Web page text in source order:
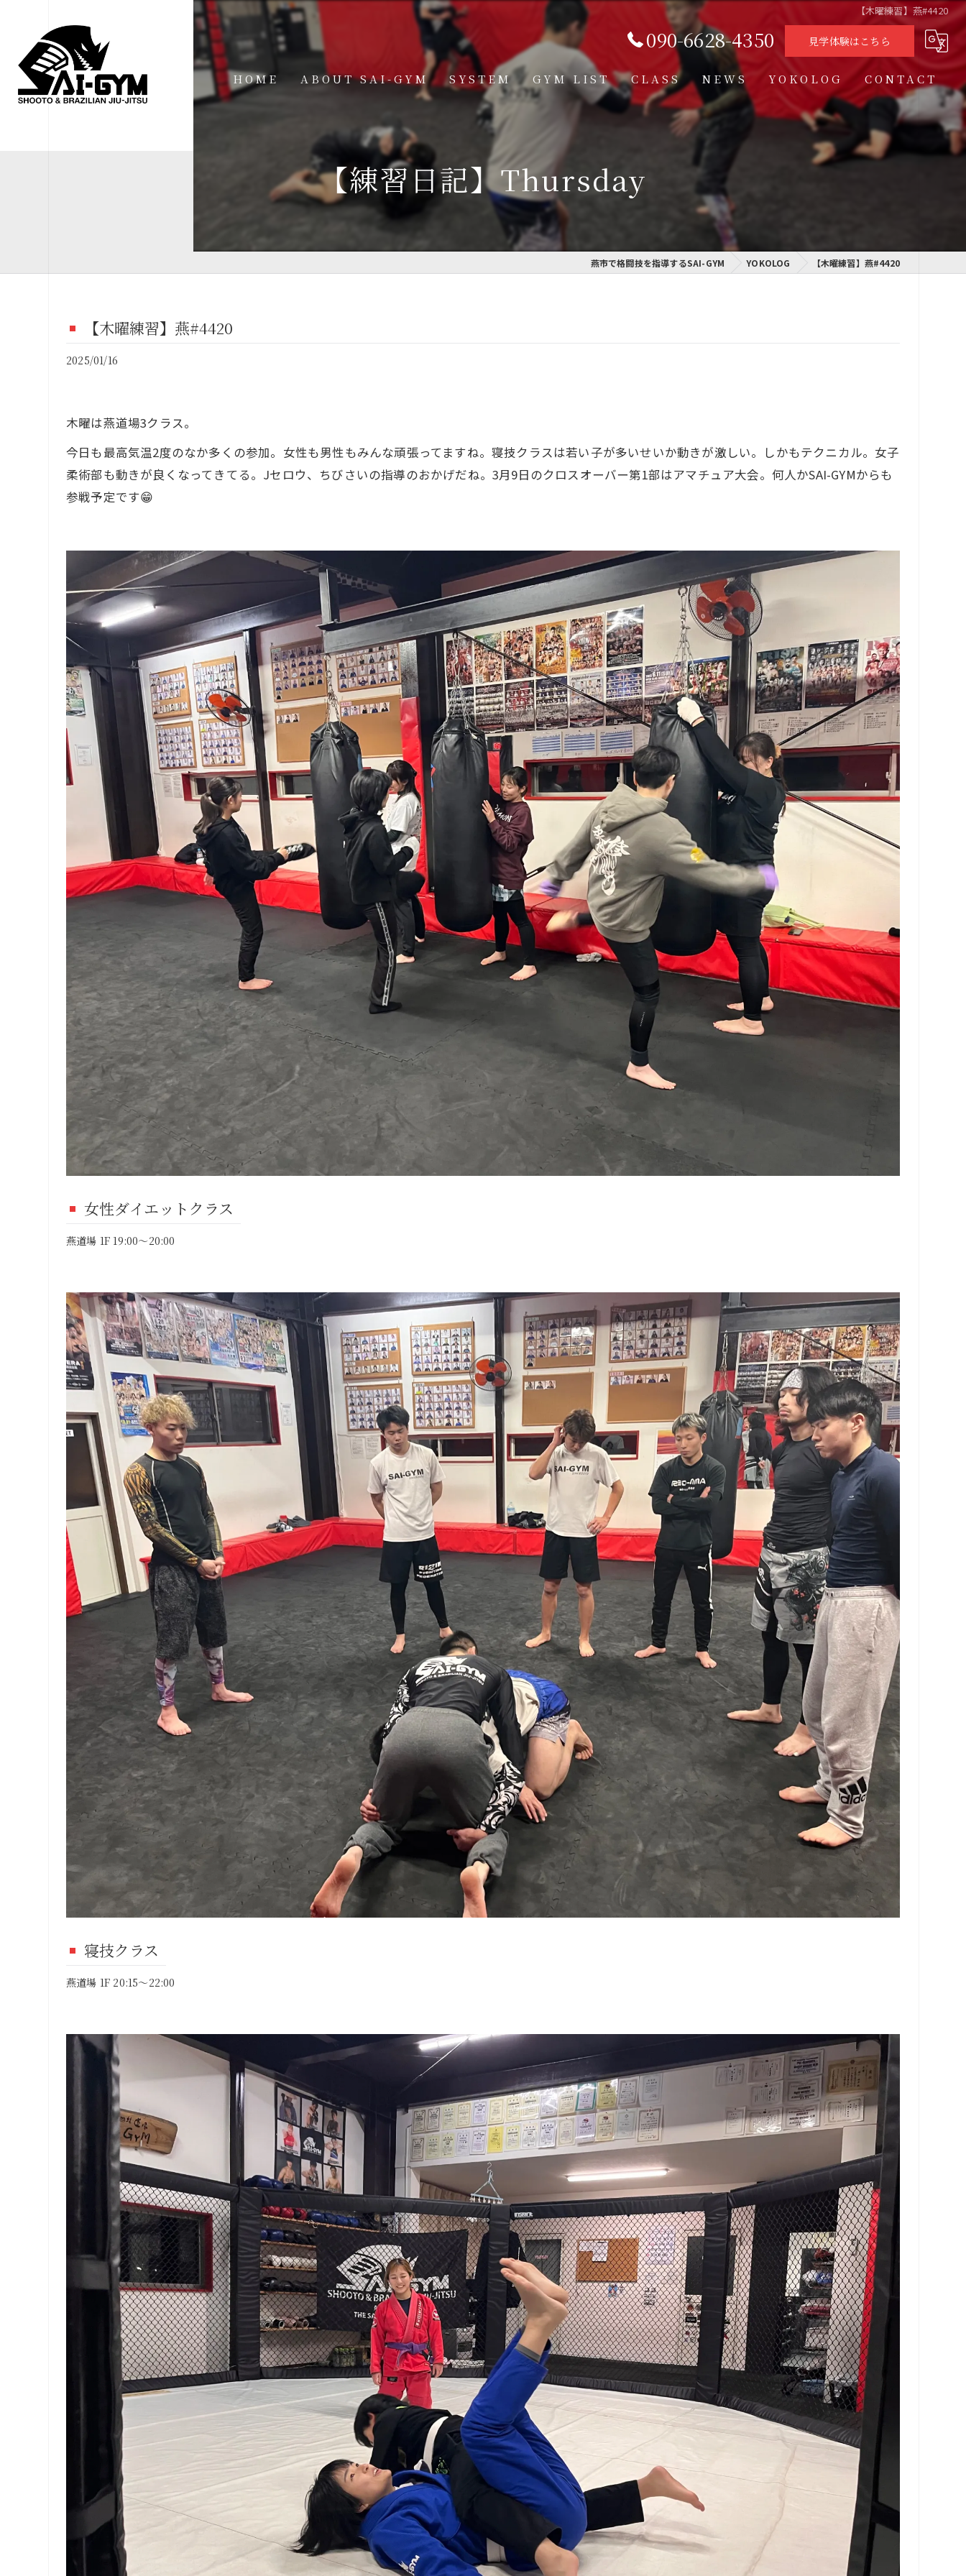
【木曜練習】燕#4420
090-6628-4350 見学体験はこちら
HOME ABOUT SAI-GYM
INSTRUCTOR
FAQ
FIGHTER
SYSTEM GYM LIST
見附道場
CLASS
タイムテーブル
スケジュール
格闘技クラス
通信制高校学習センター
NEWS YOKOLOG CONTACT
【練習日記】Thursday
燕市で格闘技を指導するSAI-GYM YOKOLOG 【木曜練習】燕#4420
【木曜練習】燕#4420
2025/01/16
木曜は燕道場3クラス。
今日も最高気温2度のなか多くの参加。女性も男性もみんな頑張ってますね。寝技クラスは若い子が多いせいか動きが激しい。しかもテクニカル。女子
柔術部も動きが良くなってきてる。Jセロウ、ちびさいの指導のおかげだね。3月9日のクロスオーバー第1部はアマチュア大会。何人かSAI-GYMからも
参戦予定です😁
女性ダイエットクラス
燕道場 1F 19:00～20:00
寝技クラス
燕道場 1F 20:15～22:00